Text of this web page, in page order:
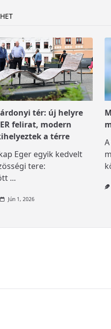
tér: új helyre
felirat, modern
a térre
Eger egyik kedvelt
tere:
...
Jún 1, 2026